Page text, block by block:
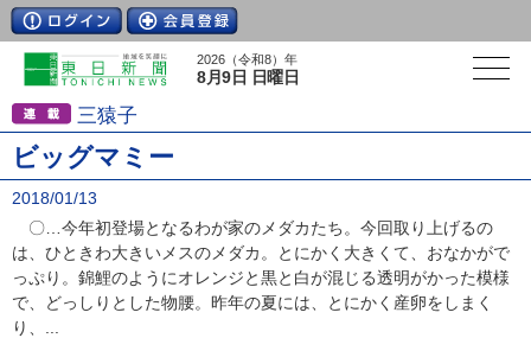
2026（令和8）年
8月9日 日曜日
三猿子
ビッグマミー
2018/01/13
〇…今年初登場となるわが家のメダカたち。今回取り上げるの
は、ひときわ大きいメスのメダカ。とにかく大きくて、おなかがで
っぷり。錦鯉のようにオレンジと黒と白が混じる透明がかった模様
で、どっしりとした物腰。昨年の夏には、とにかく産卵をしまく
り、...